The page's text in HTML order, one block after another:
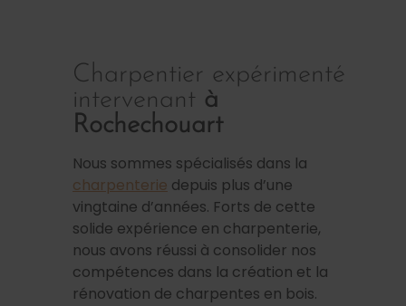
Charpentier expérimenté
intervenant à
Rochechouart
Nous sommes spécialisés dans la
charpenterie depuis plus d’une
vingtaine d’années. Forts de cette
solide expérience en charpenterie,
nous avons réussi à consolider nos
compétences dans la création et la
rénovation de charpentes en bois.